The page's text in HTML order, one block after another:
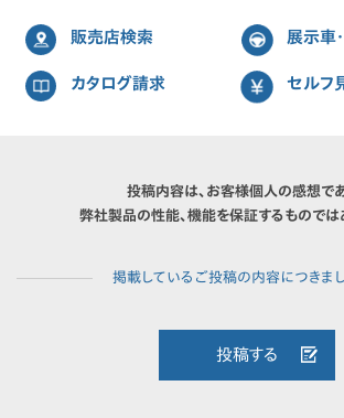
販売店検索 展示車
カタログ請求 セルフ
投稿内容は、お客様個人の感想であ
弊社製品の性能、機能を保証するものでは
投稿する